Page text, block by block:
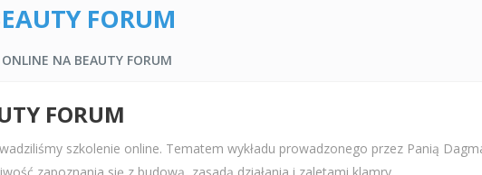
FORUM
NA BEAUTY FORUM
FORUM
szkolenie online. Tematem wykładu prowadzonego przez Panią